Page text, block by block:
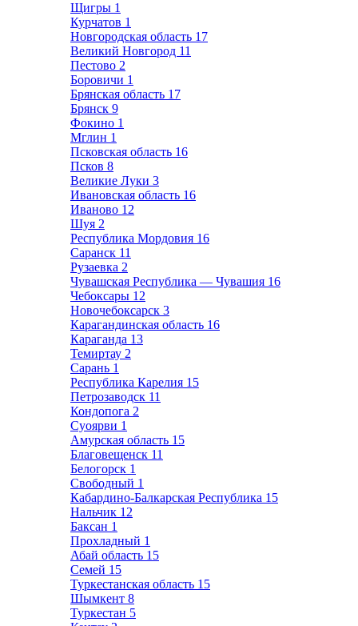
Щигры 1
Курчатов 1
Новгородская область 17
Великий Новгород 11
Пестово 2
Боровичи 1
Брянская область 17
Брянск 9
Фокино 1
Мглин 1
Псковская область 16
Псков 8
Великие Луки 3
Ивановская область 16
Иваново 12
Шуя 2
Республика Мордовия 16
Саранск 11
Рузаевка 2
Чувашская Республика — Чувашия 16
Чебоксары 12
Новочебоксарск 3
Карагандинская область 16
Караганда 13
Темиртау 2
Сарань 1
Республика Карелия 15
Петрозаводск 11
Кондопога 2
Суоярви 1
Амурская область 15
Благовещенск 11
Белогорск 1
Свободный 1
Кабардино-Балкарская Республика 15
Нальчик 12
Баксан 1
Прохладный 1
Абай область 15
Семей 15
Туркестанская область 15
Шымкент 8
Туркестан 5